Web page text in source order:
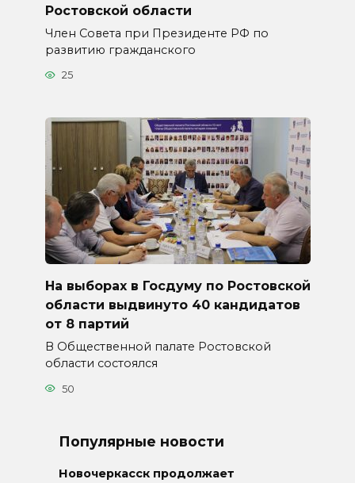
Ростовской области
Член Совета при Президенте РФ по
развитию гражданского
25
На выборах в Госдуму по Ростовской
области выдвинуто 40 кандидатов
от 8 партий
В Общественной палате Ростовской
области состоялся
50
Популярные новости
Новочеркасск продолжает